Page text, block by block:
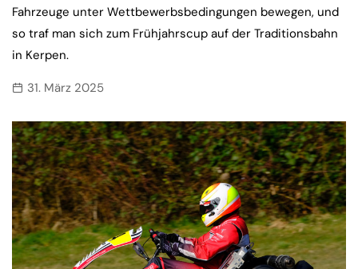
Fahrzeuge unter Wettbewerbsbedingungen bewegen, und
so traf man sich zum Frühjahrscup auf der Traditionsbahn
in Kerpen.
31. März 2025